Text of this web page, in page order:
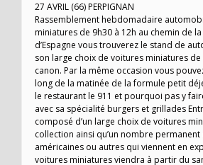
27 AVRIL (66) PERPIGNAN
Rassemblement hebdomadaire
miniatures de 9h30 à 12h au chemin de
d’Espagne vous trouverez le stand de
son large choix de voitures miniatures
canon. Par la même occasion vous
long de la matinée de la formule petit
le restaurant le 911 et pourquoi pas y
avec sa spécialité burgers et grillades
composé d’un large choix de voitures
collection ainsi qu’un nombre
américaines ou autres qui viennent en
voitures miniatures viendra à partir du